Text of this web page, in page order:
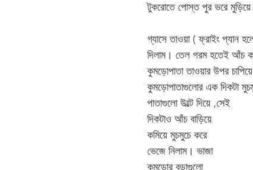
টুকরোতে পোস্ত পুর ভরে মুড়িয়ে
গ্যাসে তাওয়া ( ফ্রাইং প্যান
দিলাম। তেল গরম হতেই আঁচ
কুমড়োপাতা তাওয়ার উপর
কুমড়োপাতাগুলোর এক দিকটা
পাতাগুলো উল্টে দিয়ে ,সেই
দিকটাও আঁচ বাড়িয়ে
কমিয়ে মুচমুচে করে
ভেজে নিলাম। ভাজা
কুমড়োর বড়াগুলো